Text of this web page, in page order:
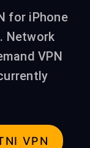
for iPhone
Network
VPN
VPN